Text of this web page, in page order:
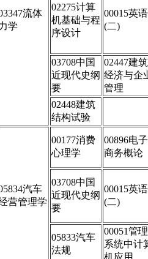
流体
学
02275计算
机基础与程
序设计
00015英语
(二)
03708中国
近现代史纲
要
02447建筑
经济与企
管理
02448建筑
结构试验
汽车
营管理学
00177消费
心理学
00896电子
商务概论
03708中国
近现代史纲
要
00015英语
(二)
05833汽车
法规
00051管理
系统中计
机应用